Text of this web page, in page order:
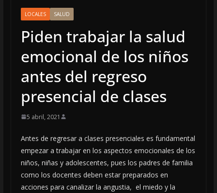
LOCALES SALUD
Piden trabajar la salud
emocional de los niños
antes del regreso
presencial de clases
5 abril, 2021
Antes de regresar a clases presenciales es fundamental
empezar a trabajar en los aspectos emocionales de los
niños, niñas y adolescentes, pues los padres de familia
como los docentes deben estar preparados en
acciones para canalizar la angustia, el miedo y la